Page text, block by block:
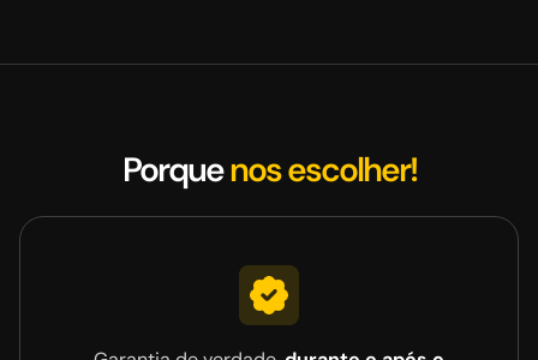
Porquenos escolher!